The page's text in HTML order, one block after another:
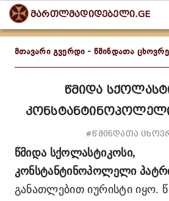
მართლმადიდებელი.GE
მთავარი გვერდი - წმინდათა
წმიდა
#წმინდათა
წმიდა სქოლასტიკოსი,
კონსტანტინოპოლელი
განათლებით იურისტი იყო.